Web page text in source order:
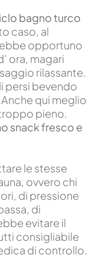
bagno turco
caso, al
opportuno
ora, magari
rilassante.
persi bevendo
qui meglio
pieno.
snack fresco e
le stesse
ovvero chi
di pressione
di
evitare il
consigliabile
di controllo.